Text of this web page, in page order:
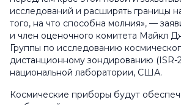
исследований и расширять границы
того, на что способна молния», —
и член оценочного комитета Майкл
Группы по исследованию
дистанционному зондированию (ISR-
национальной лаборатории, США.
Космические приборы будут